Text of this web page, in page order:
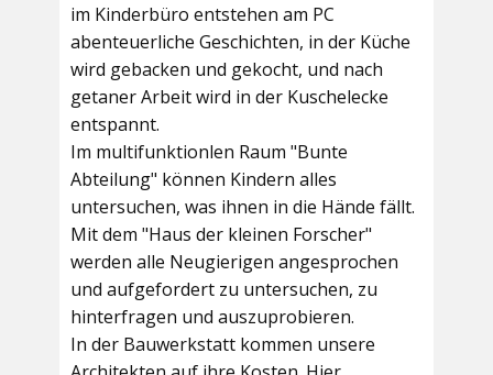
im Kinderbüro entstehen am PC
abenteuerliche Geschichten, in der Küche
wird gebacken und gekocht, und nach
getaner Arbeit wird in der Kuschelecke
entspannt.
Im multifunktionlen Raum "Bunte
Abteilung" können Kindern alles
untersuchen, was ihnen in die Hände fällt.
Mit dem "Haus der kleinen Forscher"
werden alle Neugierigen angesprochen
und aufgefordert zu untersuchen, zu
hinterfragen und auszuprobieren.
In der Bauwerkstatt kommen unsere